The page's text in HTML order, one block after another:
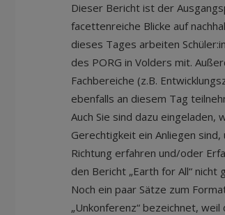
Dieser Bericht ist der
facettenreiche Blicke auf
dieses Tages arbeiten
des PORG in Volders mit.
Fachbereiche (z.B.
ebenfalls an diesem Tag
Auch Sie sind dazu eingeladen,
Gerechtigkeit ein Anliegen
Richtung erfahren und/oder
den Bericht „Earth for All“ nicht
Noch ein paar Sätze zum
„Unkonferenz“ bezeichnet,